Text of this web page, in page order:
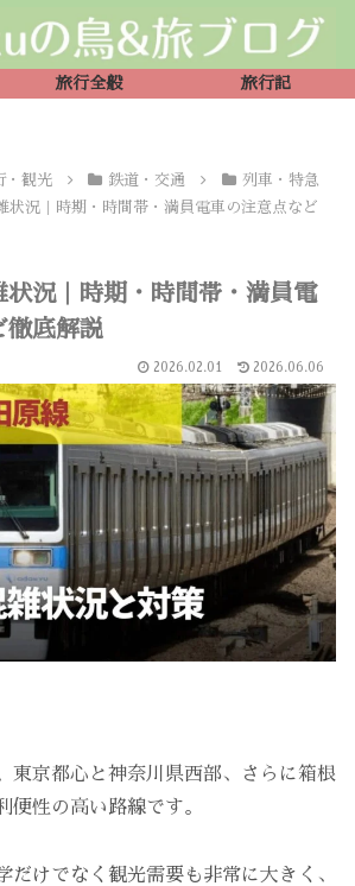
旅行全般 旅行記
・観光 鉄道・交通
列車・特急
状況｜時期・時間帯・満員電車の注意点など
状況｜時期・時間帯・満員電
徹底解説
2026.02.01 2026.06.06
東京都心と神奈川県西部、さらに箱根
便性の高い路線です。
だけでなく観光需要も非常に大きく、